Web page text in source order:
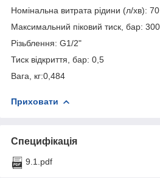
Номінальна витрата рідини (л/хв): 70
Максимальний піковий тиск, бар: 300
Різьблення: G1/2"
Тиск відкриття, бар: 0,5
Вага, кг:0,484
Приховати
Специфікація
9.1.pdf